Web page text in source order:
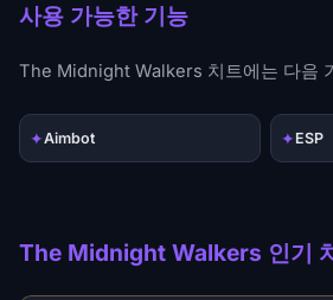
사용 가능한 기능
The Midnight Walkers 치트에는 다음
✦Aimbot ✦ESP
The Midnight Walkers 인기